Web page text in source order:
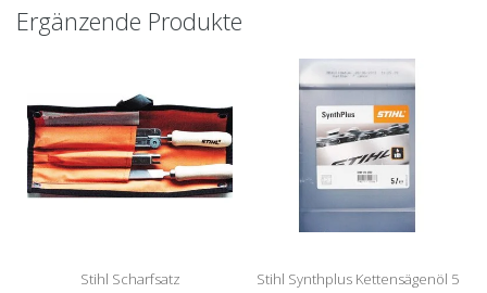
Ergänzende Produkte
Stihl Scharfsatz Stihl Synthplus Kettensägenöl 5